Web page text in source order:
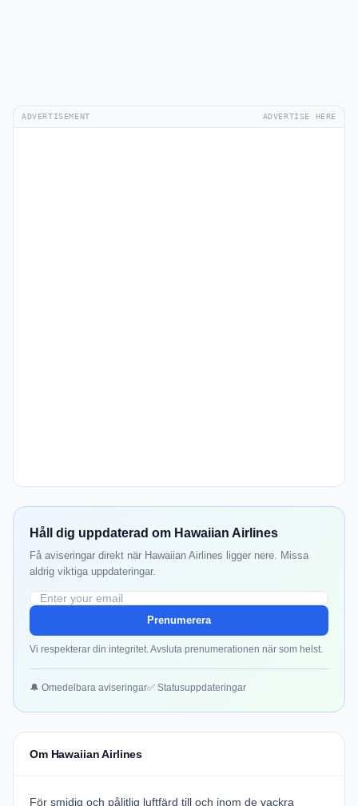
ADVERTISEMENT ADVERTISE HERE
Håll dig uppdaterad om Hawaiian Airlines
Få aviseringar direkt när Hawaiian Airlines ligger nere. Missa
aldrig viktiga uppdateringar.
Prenumerera
Vi respekterar din integritet. Avsluta prenumerationen när som helst.
🔔 Omedelbara aviseringar✅ Statusuppdateringar
Om Hawaiian Airlines
För smidig och pålitlig luftfärd till och inom de vackra